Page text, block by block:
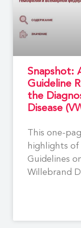
Snapshot:
Guideline
the
Disease
This one-
highlights of
Guidelines
Willebrand